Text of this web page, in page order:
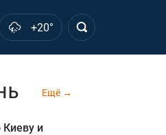
+20°
Ещё
и